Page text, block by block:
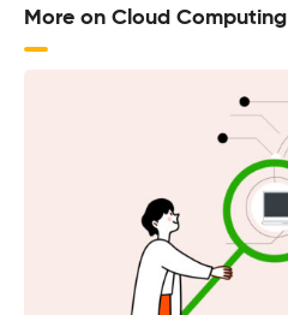
More on Cloud Computing